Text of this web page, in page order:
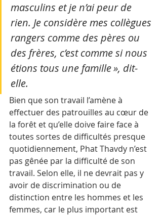
masculins et je n’ai peur de
rien. Je considère mes collègues
rangers comme des pères ou
des frères, c’est comme si nous
étions tous une famille », dit-
elle.
Bien que son travail l’amène à
effectuer des patrouilles au cœur de
la forêt et qu’elle doive faire face à
toutes sortes de difficultés presque
quotidiennement, Phat Thavdy n’est
pas gênée par la difficulté de son
travail. Selon elle, il ne devrait pas y
avoir de discrimination ou de
distinction entre les hommes et les
femmes, car le plus important est